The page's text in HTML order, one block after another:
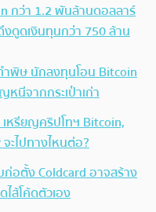
กว่า 1.2 พันล้านดอลลาร์
ดูดเงินทุนกว่า 750 ล้าน
ำพิษ นักลงทุนโอน Bitcoin
หนีจากกระเป๋าเก่า
หรียญคริปโทฯ Bitcoin,
ะไปทางไหนต่อ?
อตั้ง Coldcard อาจสร้าง
ส้โค้ดตัวเอง